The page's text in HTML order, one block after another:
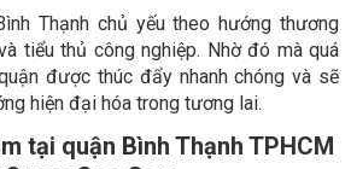
Thạnh chủ yếu theo hướng thương
tiểu thủ công nghiệp. Nhờ đó mà quá
được thúc đẩy nhanh chóng và sẽ
hiện đại hóa trong tương lai.
tại quận Bình Thạnh TPHCM